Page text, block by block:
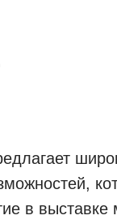
в выставке